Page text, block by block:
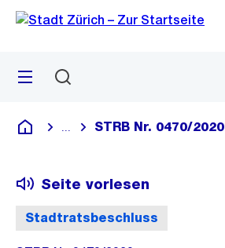
Navigation
Sprunglink
Menü
Deutsch
Blende alle Breadcrumbs ein
STRB Nr. 0470/2020
Stadtratsbeschluss
Seite vorlesen